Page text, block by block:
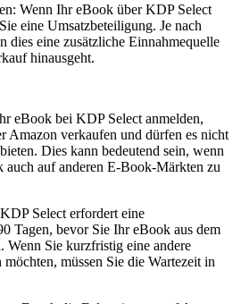
Wenn Ihr‌ eBook über⁣ KDP Select
eine Umsatzbeteiligung. Je nach
dies eine zusätzliche Einnahmequelle‌
hinausgeht.
eBook bei⁤ KDP Select anmelden,
Amazon⁢ verkaufen und dürfen ⁣es nicht
Dies kann bedeutend sein, wenn
auch auf anderen E-Book-Märkten zu
‌Select erfordert eine
Tagen, bevor Sie Ihr​ eBook aus dem
‍Wenn Sie kurzfristig eine andere
müssen Sie die Wartezeit in